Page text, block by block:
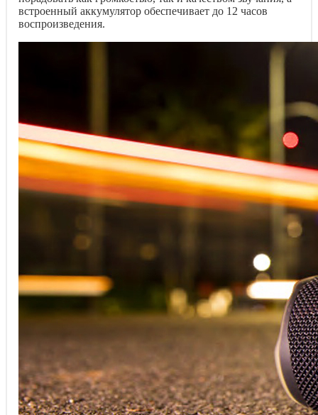
встроенный аккумулятор обеспечивает до 12 часов
воспроизведения.